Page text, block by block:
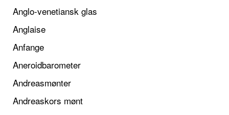
Anglo-venetiansk glas
Anglaise
Anfange
Aneroidbarometer
Andreasmønter
Andreaskors mønt